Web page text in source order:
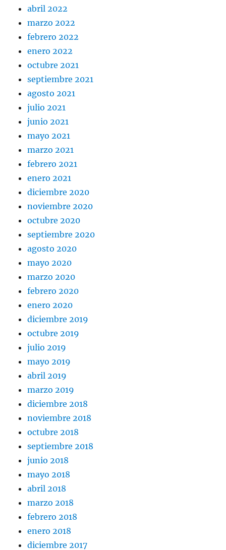
abril 2022
marzo 2022
febrero 2022
enero 2022
octubre 2021
septiembre 2021
agosto 2021
julio 2021
junio 2021
mayo 2021
marzo 2021
febrero 2021
enero 2021
diciembre 2020
noviembre 2020
octubre 2020
septiembre 2020
agosto 2020
mayo 2020
marzo 2020
febrero 2020
enero 2020
diciembre 2019
octubre 2019
julio 2019
mayo 2019
abril 2019
marzo 2019
diciembre 2018
noviembre 2018
octubre 2018
septiembre 2018
junio 2018
mayo 2018
abril 2018
marzo 2018
febrero 2018
enero 2018
diciembre 2017